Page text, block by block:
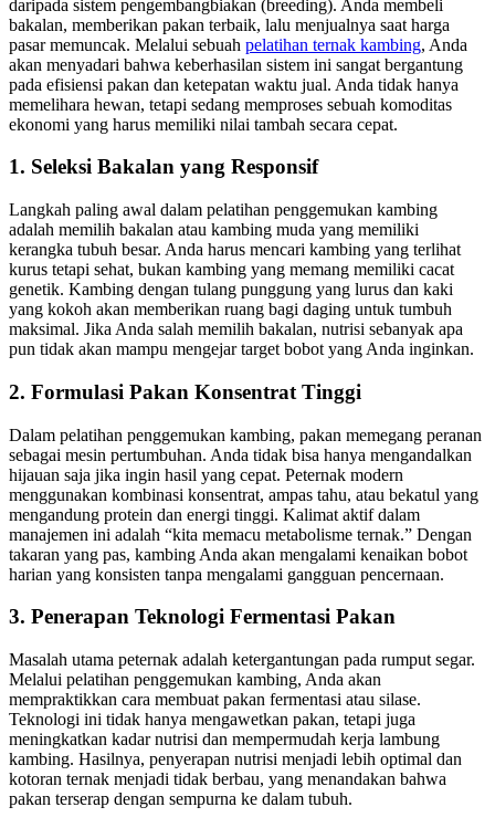
daripada sistem pengembangbiakan (breeding). Anda membeli
bakalan, memberikan pakan terbaik, lalu menjualnya saat harga
pasar memuncak. Melalui sebuah pelatihan ternak kambing, Anda
akan menyadari bahwa keberhasilan sistem ini sangat bergantung
pada efisiensi pakan dan ketepatan waktu jual. Anda tidak hanya
memelihara hewan, tetapi sedang memproses sebuah komoditas
ekonomi yang harus memiliki nilai tambah secara cepat.
1. Seleksi Bakalan yang Responsif
Langkah paling awal dalam pelatihan penggemukan kambing
adalah memilih bakalan atau kambing muda yang memiliki
kerangka tubuh besar. Anda harus mencari kambing yang terlihat
kurus tetapi sehat, bukan kambing yang memang memiliki cacat
genetik. Kambing dengan tulang punggung yang lurus dan kaki
yang kokoh akan memberikan ruang bagi daging untuk tumbuh
maksimal. Jika Anda salah memilih bakalan, nutrisi sebanyak apa
pun tidak akan mampu mengejar target bobot yang Anda inginkan.
2. Formulasi Pakan Konsentrat Tinggi
Dalam pelatihan penggemukan kambing, pakan memegang peranan
sebagai mesin pertumbuhan. Anda tidak bisa hanya mengandalkan
hijauan saja jika ingin hasil yang cepat. Peternak modern
menggunakan kombinasi konsentrat, ampas tahu, atau bekatul yang
mengandung protein dan energi tinggi. Kalimat aktif dalam
manajemen ini adalah “kita memacu metabolisme ternak.” Dengan
takaran yang pas, kambing Anda akan mengalami kenaikan bobot
harian yang konsisten tanpa mengalami gangguan pencernaan.
3. Penerapan Teknologi Fermentasi Pakan
Masalah utama peternak adalah ketergantungan pada rumput segar.
Melalui pelatihan penggemukan kambing, Anda akan
mempraktikkan cara membuat pakan fermentasi atau silase.
Teknologi ini tidak hanya mengawetkan pakan, tetapi juga
meningkatkan kadar nutrisi dan mempermudah kerja lambung
kambing. Hasilnya, penyerapan nutrisi menjadi lebih optimal dan
kotoran ternak menjadi tidak berbau, yang menandakan bahwa
pakan terserap dengan sempurna ke dalam tubuh.